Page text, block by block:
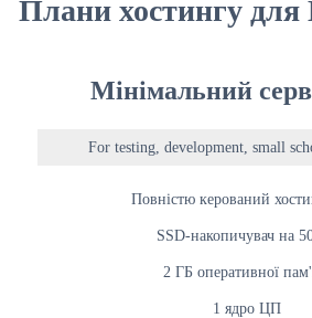
Плани хостингу для
Мінімальний
For testing, development, small
Повністю керований
SSD-накопичувач на
2 ГБ оперативної
1 ядро ЦП